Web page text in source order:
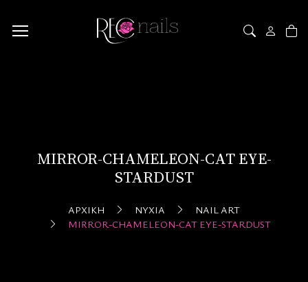
MIRROR-CHAMELEON-CAT EYE-
STARDUST
ΑΡΧΙΚΉ ΝΎΧΙΑ
NAIL ART
MIRROR-CHAMELEON-CAT EYE-STARDUST